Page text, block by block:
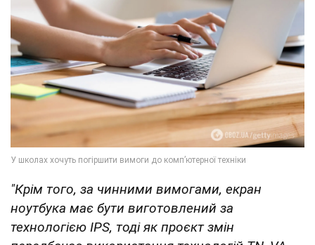
"Крім того, за чинними вимогами, екран
ноутбука має бути виготовлений за
технологією IPS, тоді як проєкт змін